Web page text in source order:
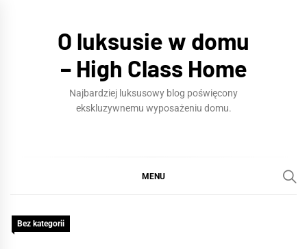
O luksusie w domu
– High Class Home
Najbardziej luksusowy blog poświęcony
ekskluzywnemu wyposażeniu domu.
MENU
Bez kategorii